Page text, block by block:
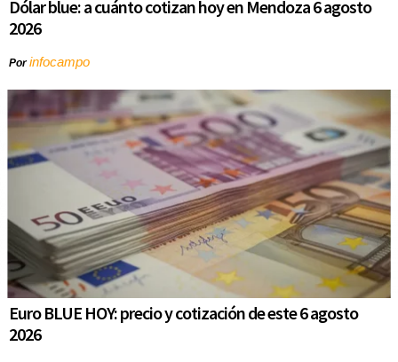
Dólar blue: a cuánto cotizan hoy en Mendoza 6 agosto
2026
Porinfocampo
Euro BLUE HOY: precio y cotización de este 6 agosto
2026